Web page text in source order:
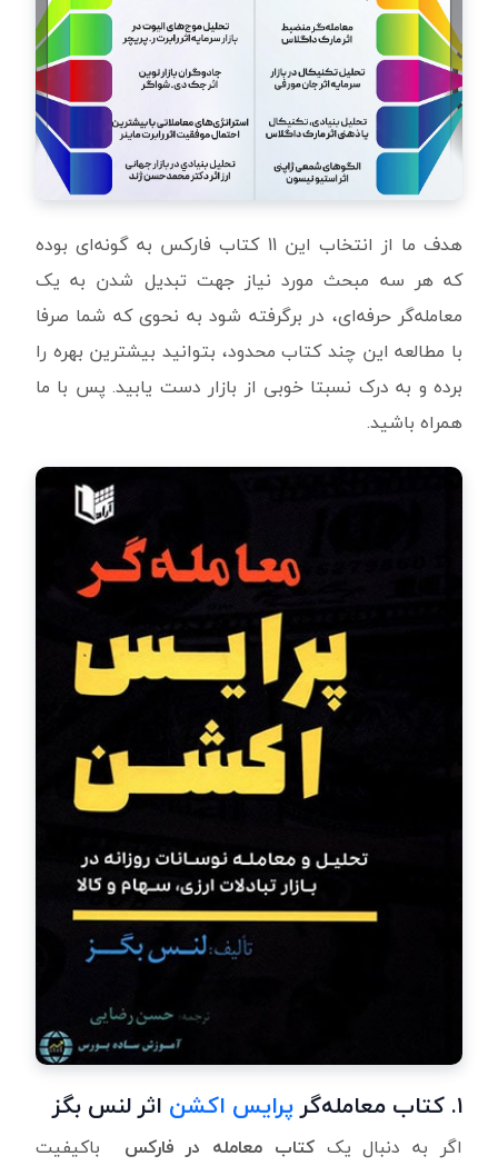
هدف ما از انتخاب این 11 کتاب فارکس به گونه‌ای بوده
که هر سه مبحث مورد نیاز جهت تبدیل شدن به یک
معامله‌گر حرفه‌ای، در برگرفته شود به نحوی که شما صرفا
با مطالعه این چند کتاب محدود، بتوانید بیشترین بهره را
برده و به درک نسبتا خوبی از بازار دست یابید. پس با ما
همراه باشید.
۱. کتاب معامله‌گرپرایس اکشن اثر لنس بگز
اگر به دنبال یککتاب معامله در فارکس باکیفیت